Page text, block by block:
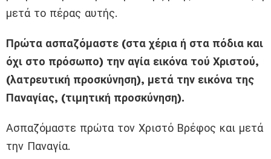
μετά το πέρας αυτής.
Πρώτα ασπαζόμαστε (στα χέρια ή στα πόδια και
όχι στο πρόσωπο) την αγία εικόνα τού Χριστού,
(λατρευτική προσκύνηση), μετά την εικόνα της
Παναγίας, (τιμητική προσκύνηση).
Ασπαζόμαστε πρώτα τον Χριστό Βρέφος και μετά
την Παναγία.